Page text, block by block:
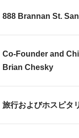
888 Brannan St.
Co-Founder and
Brian Chesky
旅行およびホスピタ